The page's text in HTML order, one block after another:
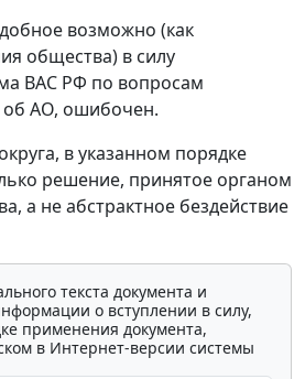
возможно (как
общества) в силу
ВАС РФ по вопросам
об АО, ошибочен.
в указанном порядке
решение, принятое органом
а не абстрактное бездействие
текста документа и
о вступлении в силу,
применения документа,
в Интернет-версии системы